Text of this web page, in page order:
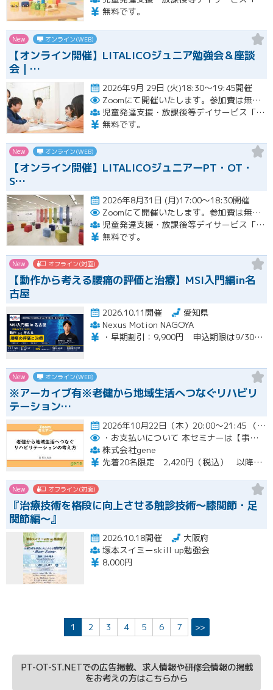
無料です。
New オンライン(WEB)
【オンライン開催】LITALICOジュニア勉強会＆座談
会｜…
2026年9月 29日 (火)18:30～19:45開催
Zoomにて開催いたします。参加費は無料です。
児童発達支援・放課後等デイサービス「LITALICOジュニア」
無料です。
New オンライン(WEB)
【オンライン開催】LITALICOジュニアーPT・OT・
S…
2026年8月31日 (月)17:00～18:30開催
Zoomにて開催いたします。参加費は無料です。
児童発達支援・放課後等デイサービス「LITALICOジュニア」
無料です。
New オフライン(対面)
【動作から考える腰痛の評価と治療】MSI入門編in名
古屋
2026.10.11開催
愛知県
Nexus Motion NAGOYA
・早期割引：9,900円 申込期限は9/30（水）まで ・通常価格：12,100円 ・再受講：6,600円（MSI入門編受講歴のある方）※８名限定
New オンライン(WEB)
※アーカイブ有※老健から地域生活へつなぐリハビリ
テーション…
2026年10月22日（木）20:00～21:45 （受付開始時間 19:45）開催
・お支払いについて 本セミナーは【事前支払い（クレジットカード・銀行振込）】です。
株式会社gene
先着20名限定 2,420円（税込） 以降3,000円（税込） ※お支払い方法：クレジットカード・銀行振込 【キャンセルについて】 決済後はいかなる理由でも返金はいたしませんのでご了承ください。 受講料をお支払いいただいた方には、後日アーカイブの視聴URLをお送りいたします。
New オフライン(対面)
『治療技術を格段に向上させる触診技術～膝関節・足
関節編～』
2026.10.18開催
大阪府
塚本スイミーskill up勉強会
8,000円
1 2 3 4 5 6 7 >>
PT-OT-ST.NETでの広告掲載、求人情報や研修会情報の掲載
をお考えの方はこちらから